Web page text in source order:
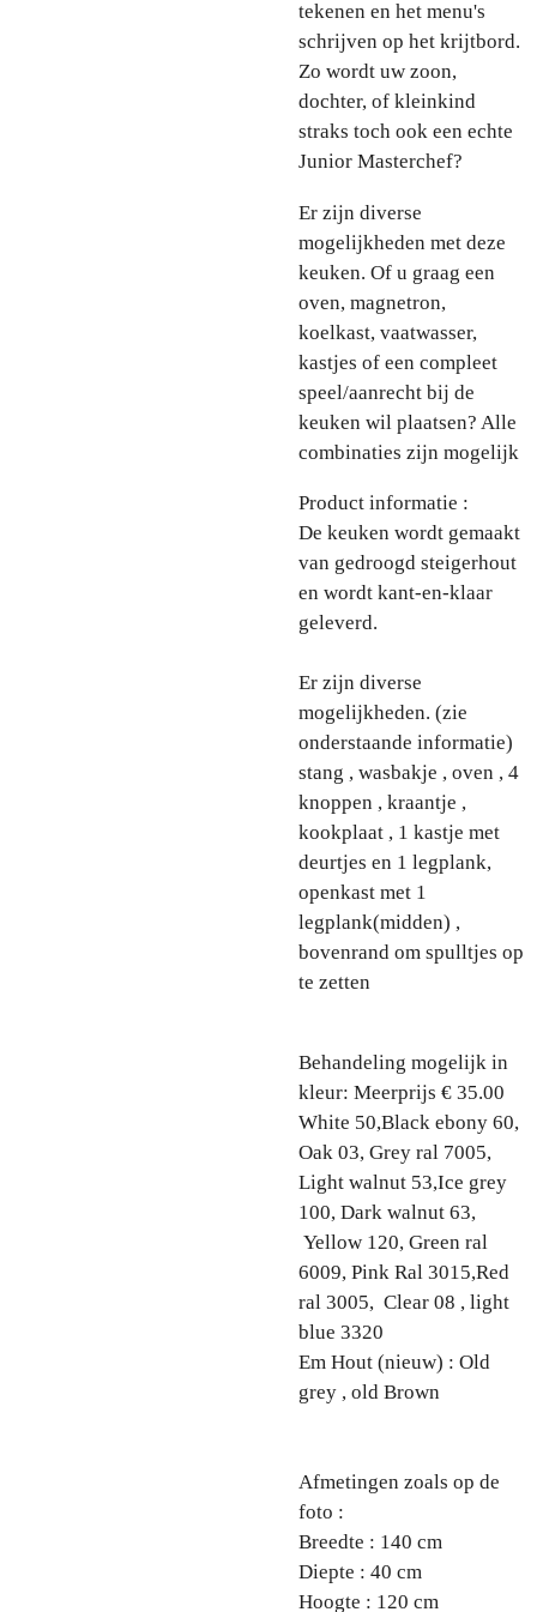
tekenen en het menu's
schrijven op het krijtbord.
Zo wordt uw zoon,
dochter, of kleinkind
straks toch ook een echte
Junior Masterchef?
Er zijn diverse
mogelijkheden met deze
keuken. Of u graag een
oven, magnetron,
koelkast, vaatwasser,
kastjes of een compleet
speel/aanrecht bij de
keuken wil plaatsen? Alle
combinaties zijn mogelijk
Product informatie :
De keuken wordt gemaakt
van gedroogd steigerhout
en wordt kant-en-klaar
geleverd.
Er zijn diverse
mogelijkheden. (zie
onderstaande informatie)
stang , wasbakje , oven , 4
knoppen , kraantje ,
kookplaat , 1 kastje met
deurtjes en 1 legplank,
openkast met 1
legplank(midden) ,
bovenrand om spulltjes op
te zetten
Behandeling mogelijk in
kleur: Meerprijs € 35.00
White 50,Black ebony 60,
Oak 03, Grey ral 7005,
Light walnut 53,Ice grey
100, Dark walnut 63,
Yellow 120, Green ral
6009, Pink Ral 3015,Red
ral 3005, Clear 08 , light
blue 3320
Em Hout (nieuw) : Old
grey , old Brown
Afmetingen zoals op de
foto :
Breedte : 140 cm
Diepte : 40 cm
Hoogte : 120 cm